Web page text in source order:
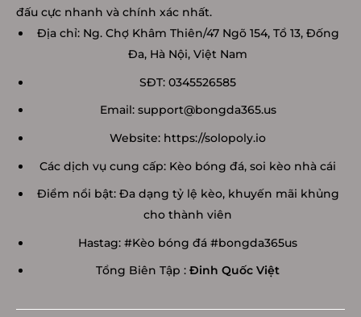
đấu cực nhanh và chính xác nhất.
Địa chỉ: Ng. Chợ Khâm Thiên/47 Ngõ 154, Tổ 13, Đống
Đa, Hà Nội, Việt Nam
SĐT: 0345526585
Email: support@bongda365.us
Website: https://solopoly.io
Các dịch vụ cung cấp: Kèo bóng đá, soi kèo nhà cái
Điểm nổi bật: Đa dạng tỷ lệ kèo, khuyến mãi khủng
cho thành viên
Hastag: #Kèo bóng đá #bongda365us
Tổng Biên Tập :Đinh Quốc Việt